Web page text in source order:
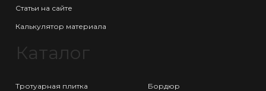
Статьи на сайте
Калькулятор материала
Каталог
Тротуарная плитка Бордюр